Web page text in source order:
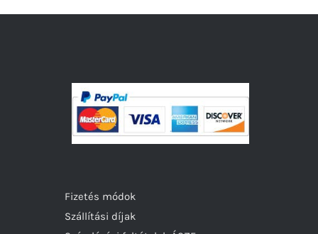
Fizetés módok
Szállítási díjak